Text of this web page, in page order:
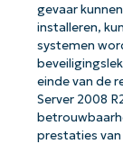
gevaar
installeren,
systemen
einde van de
Server 2008
prestaties